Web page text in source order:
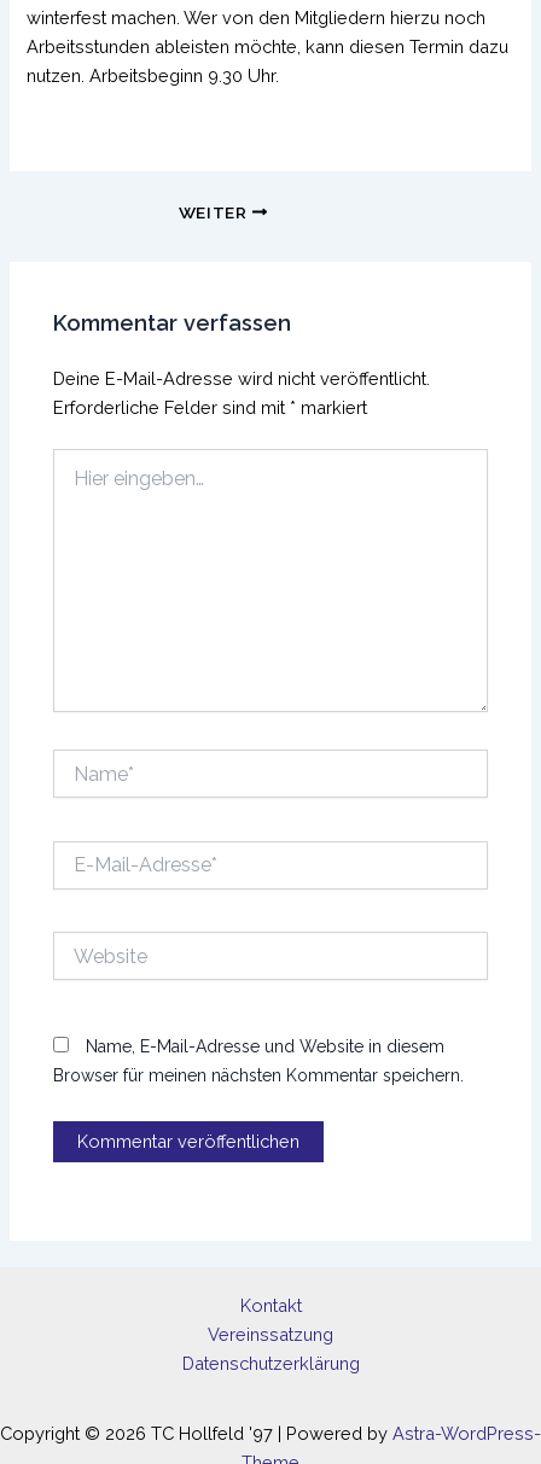
winterfest machen. Wer von den Mitgliedern hierzu noch
Arbeitsstunden ableisten möchte, kann diesen Termin dazu
nutzen. Arbeitsbeginn 9.30 Uhr.
WEITER
Kommentar verfassen
Deine E-Mail-Adresse wird nicht veröffentlicht.
Erforderliche Felder sind mit * markiert
eingeben…
Mail-
Name, E-Mail-Adresse und Website in diesem
Browser für meinen nächsten Kommentar speichern.
Kontakt
Vereinssatzung
Datenschutzerklärung
Copyright © 2026 TC Hollfeld '97 | Powered by Astra-WordPress-